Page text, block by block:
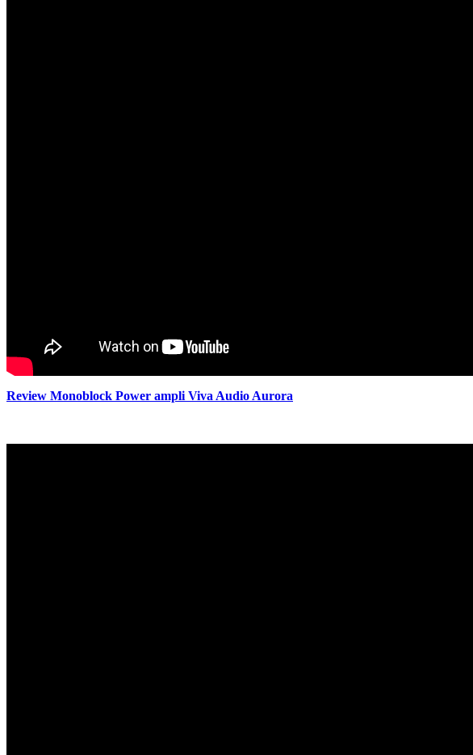
Review Monoblock Power ampli Viva Audio Aurora